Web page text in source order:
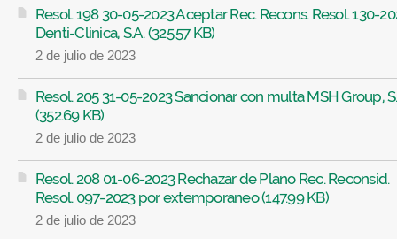
Resol. 198 30-05-2023 Aceptar Rec. Recons. Resol. 130-
Denti-Clinica, S.A. (325.57 KB)
2 de julio de 2023
Resol. 205 31-05-2023 Sancionar con multa MSH Group,
(352.69 KB)
2 de julio de 2023
Resol. 208 01-06-2023 Rechazar de Plano Rec. Reconsid.
Resol. 097-2023 por extemporaneo (147.99 KB)
2 de julio de 2023